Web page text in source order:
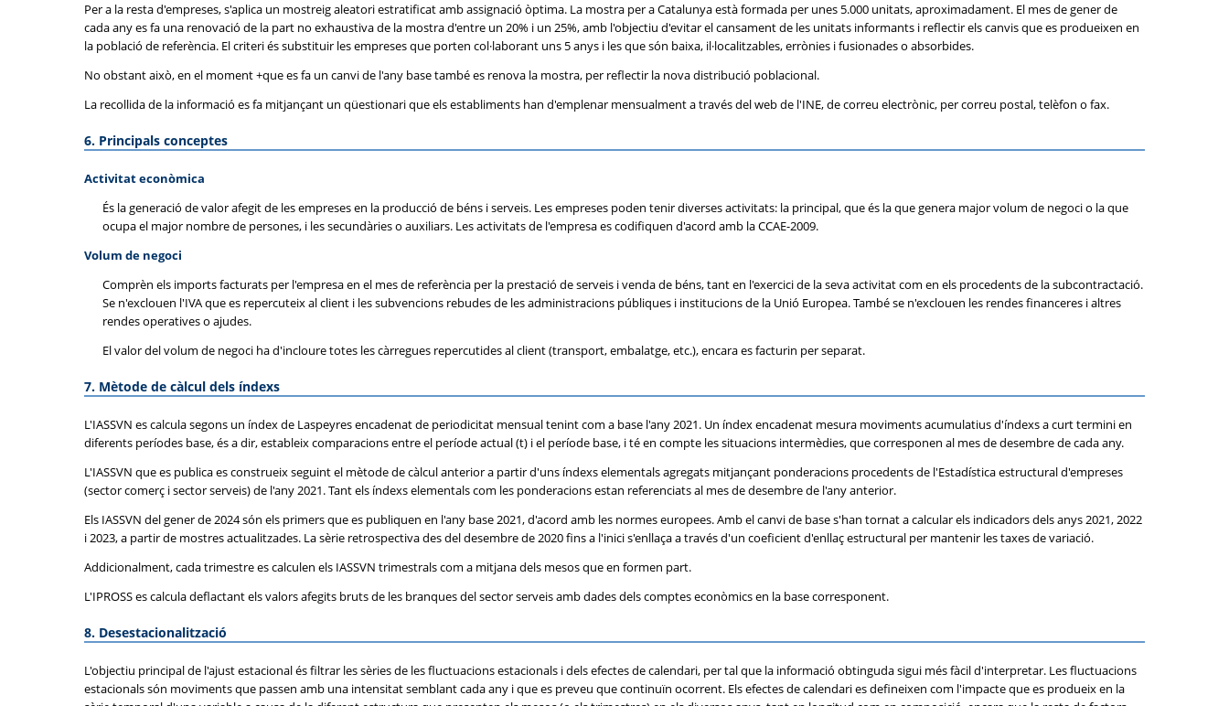
Per a la resta d'empreses, s'aplica un mostreig aleatori estratificat amb assignació òptima. La mostra per a Catalunya està formada per unes 5.000 unitats, aproximadament. El mes de gener de
cada any es fa una renovació de la part no exhaustiva de la mostra d'entre un 20% i un 25%, amb l'objectiu d'evitar el cansament de les unitats informants i reflectir els canvis que es produeixen en
la població de referència. El criteri és substituir les empreses que porten col·laborant uns 5 anys i les que són baixa, il·localitzables, errònies i fusionades o absorbides.
No obstant això, en el moment +que es fa un canvi de l'any base també es renova la mostra, per reflectir la nova distribució poblacional.
La recollida de la informació es fa mitjançant un qüestionari que els establiments han d'emplenar mensualment a través del web de l'INE, de correu electrònic, per correu postal, telèfon o fax.
6. Principals conceptes
Activitat econòmica
És la generació de valor afegit de les empreses en la producció de béns i serveis. Les empreses poden tenir diverses activitats: la principal, que és la que genera major volum de negoci o la que
ocupa el major nombre de persones, i les secundàries o auxiliars. Les activitats de l'empresa es codifiquen d'acord amb la CCAE-2009.
Volum de negoci
Comprèn els imports facturats per l'empresa en el mes de referència per la prestació de serveis i venda de béns, tant en l'exercici de la seva activitat com en els procedents de la subcontractació.
Se n'exclouen l'IVA que es repercuteix al client i les subvencions rebudes de les administracions públiques i institucions de la Unió Europea. També se n'exclouen les rendes financeres i altres
rendes operatives o ajudes.
El valor del volum de negoci ha d'incloure totes les càrregues repercutides al client (transport, embalatge, etc.), encara es facturin per separat.
7. Mètode de càlcul dels índexs
L'IASSVN es calcula segons un índex de Laspeyres encadenat de periodicitat mensual tenint com a base l'any 2021. Un índex encadenat mesura moviments acumulatius d'índexs a curt termini en
diferents períodes base, és a dir, estableix comparacions entre el període actual (t) i el període base, i té en compte les situacions intermèdies, que corresponen al mes de desembre de cada any.
L'IASSVN que es publica es construeix seguint el mètode de càlcul anterior a partir d'uns índexs elementals agregats mitjançant ponderacions procedents de l'Estadística estructural d'empreses
(sector comerç i sector serveis) de l'any 2021. Tant els índexs elementals com les ponderacions estan referenciats al mes de desembre de l'any anterior.
Els IASSVN del gener de 2024 són els primers que es publiquen en l'any base 2021, d'acord amb les normes europees. Amb el canvi de base s'han tornat a calcular els indicadors dels anys 2021, 2022
i 2023, a partir de mostres actualitzades. La sèrie retrospectiva des del desembre de 2020 fins a l'inici s'enllaça a través d'un coeficient d'enllaç estructural per mantenir les taxes de variació.
Addicionalment, cada trimestre es calculen els IASSVN trimestrals com a mitjana dels mesos que en formen part.
L'IPROSS es calcula deflactant els valors afegits bruts de les branques del sector serveis amb dades dels comptes econòmics en la base corresponent.
8. Desestacionalització
L'objectiu principal de l'ajust estacional és filtrar les sèries de les fluctuacions estacionals i dels efectes de calendari, per tal que la informació obtinguda sigui més fàcil d'interpretar. Les fluctuacions
estacionals són moviments que passen amb una intensitat semblant cada any i que es preveu que continuïn ocorrent. Els efectes de calendari es defineixen com l'impacte que es produeix en la